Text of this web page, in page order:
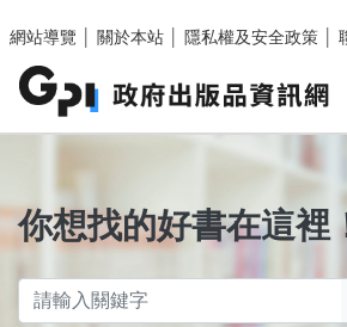
網站導覽
關於本站 隱私權及安全政策
你想找的好書在這裡